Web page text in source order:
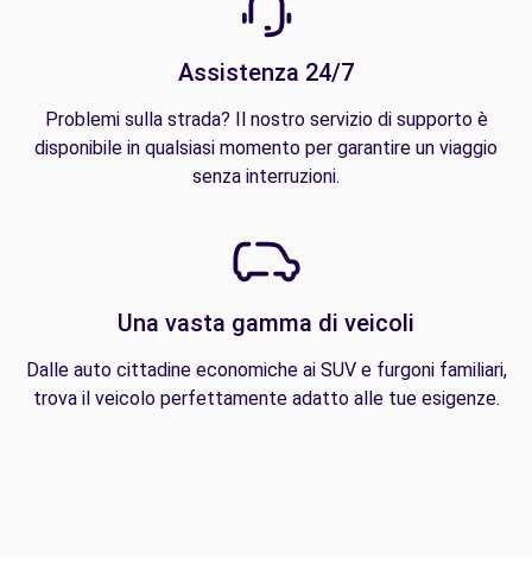
Assistenza 24/7
Problemi sulla strada? Il nostro servizio di supporto è
disponibile in qualsiasi momento per garantire un viaggio
senza interruzioni.
Una vasta gamma di veicoli
Dalle auto cittadine economiche ai SUV e furgoni familiari,
trova il veicolo perfettamente adatto alle tue esigenze.